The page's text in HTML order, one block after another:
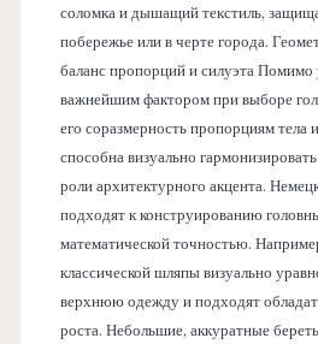
соломка и дышащий текстиль,
побережье или в черте города.
баланс пропорций и силуэта Помимо
важнейшим фактором при выборе
его соразмерность пропорциям
способна визуально
роли архитектурного акцента.
подходят к конструированию
математической точностью.
классической шляпы визуально
верхнюю одежду и подходят
роста. Небольшие, аккуратные